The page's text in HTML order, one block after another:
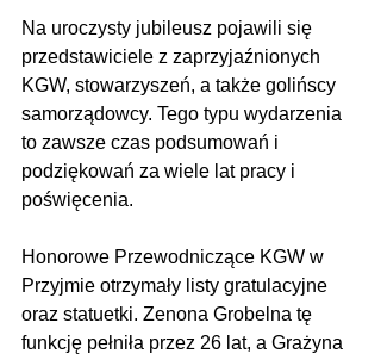
Na uroczysty jubileusz pojawili się
przedstawiciele z zaprzyjaźnionych
KGW, stowarzyszeń, a także golińscy
samorządowcy. Tego typu wydarzenia
to zawsze czas podsumowań i
podziękowań za wiele lat pracy i
poświęcenia.
Honorowe Przewodniczące KGW w
Przyjmie otrzymały listy gratulacyjne
oraz statuetki. Zenona Grobelna tę
funkcję pełniła przez 26 lat, a Grażyna